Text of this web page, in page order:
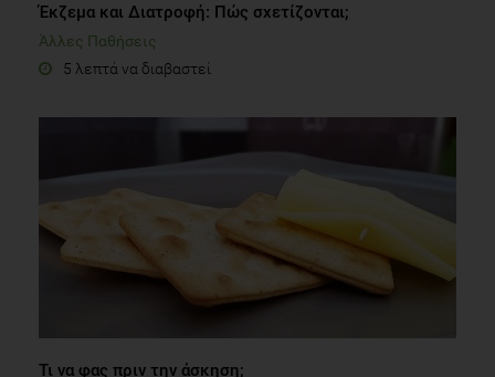
Έκζεμα και Διατροφή: Πώς σχετίζονται;
Άλλες Παθήσεις
5 λεπτά να διαβαστεί
Τι να φας πριν την άσκηση;